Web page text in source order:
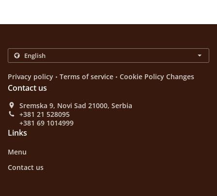
Privacy policy . Terms of service . Cookie Policy Changes
Contact us
Sremska 9, Novi Sad 21000, Serbia
+381 21 528095
+381 69 1014999
Links
Menu
Contact us